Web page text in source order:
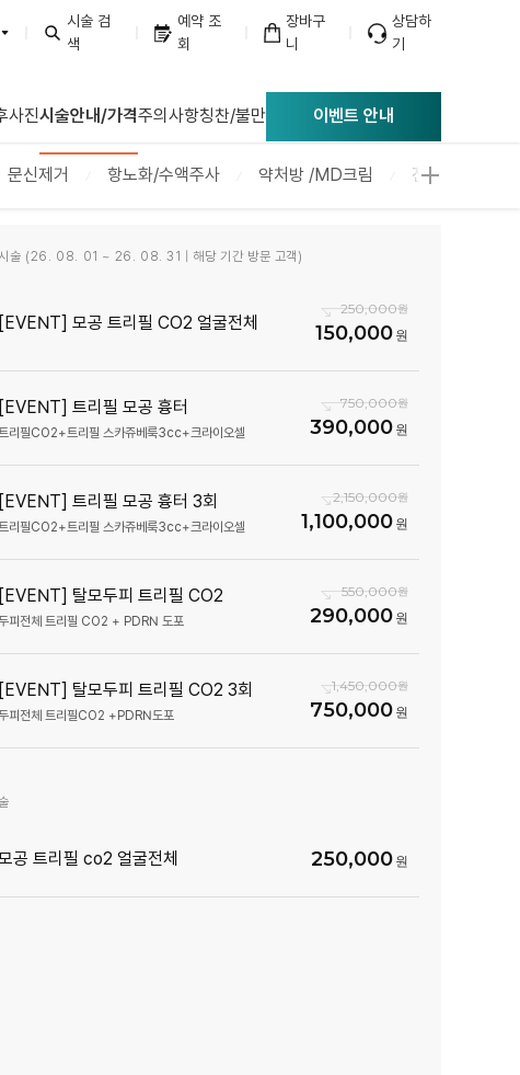
시술 검
색
예약 조
회
장바구
니
상담하
기
사진시술안내/가격주의사항칭찬/불만 이벤트 안내
문신제거 항노화/수액주사 약처방 /MD크림 진료 및 서비스
시술 (26. 08. 01 ~ 26. 08. 31 | 해당 기간 방문 고객)
[EVENT] 모공 트리필 CO2 얼굴전체
250,000
150,000
[EVENT] 트리필 모공 흉터 750,000
390,000
[EVENT] 트리필 모공 흉터 3회 2,150,000
1,100,000
[EVENT] 탈모두피 트리필 CO2
피전체 트리필 CO2 + PDRN 도포
550,000
290,000
[EVENT] 탈모두피 트리필 CO2 3회 1,450,000
750,000
공 트리필 co2 얼굴전체 250,000